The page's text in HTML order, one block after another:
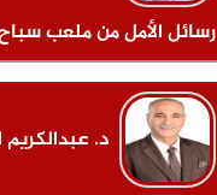
رسائل الأمل من ملعب
د. عبدالكريم